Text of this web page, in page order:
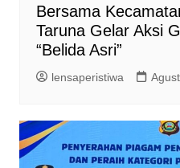
Bersama
Taruna Gelar Aksi
“Belida Asri”
lensaperistiwa